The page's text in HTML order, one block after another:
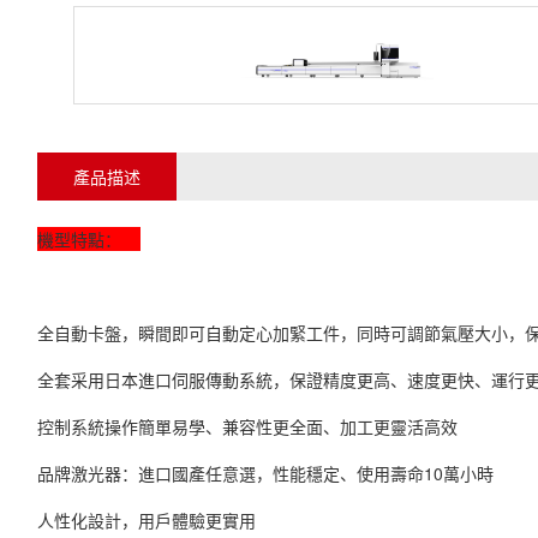
產品描述
機型特點：
全自動卡盤，瞬間即可自動定心加緊工件，同時可調節氣壓大小，
全套采用日本進口伺服傳動系統，保證精度更高、速度更快、運行
控制系統操作簡單易學、兼容性更全面、加工更靈活高效
品牌激光器：進口國產任意選，性能穩定、使用壽命10萬小時
人性化設計，用戶體驗更實用